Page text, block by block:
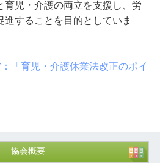
育児・介護の両立を支援し、労
することを目的としていま
「育児・介護休業法改正のポイ
協会概要